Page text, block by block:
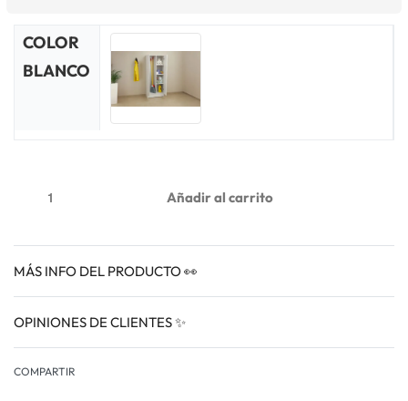
COLOR
BLANCO
Añadir al carrito
MÁS INFO DEL PRODUCTO 👀
OPINIONES DE CLIENTES ✨
COMPARTIR